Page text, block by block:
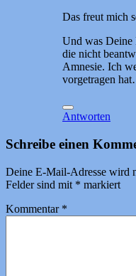
Das freut mich
Und was Deine
die nicht
Amnesie. Ich
vorgetragen
Antworten
Schreibe einen
Deine E-Mail-Adresse wird
Felder sind mit * markiert
Kommentar *